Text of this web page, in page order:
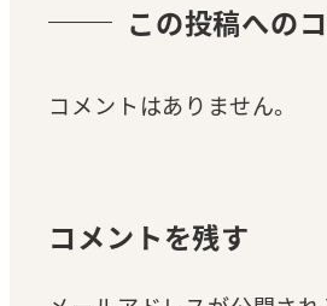
この投稿への
コメントはありません。
コメントを残す